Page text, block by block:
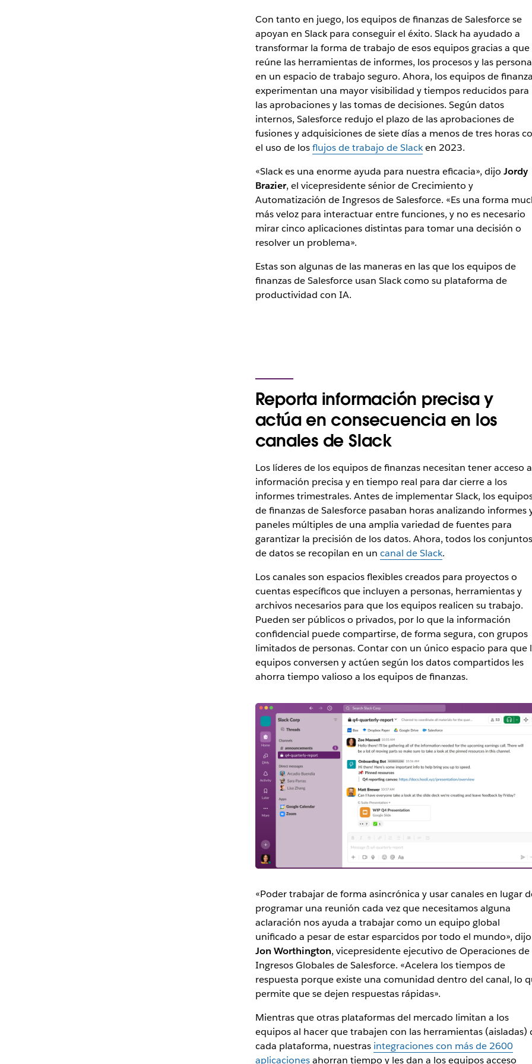
Con tanto en juego, los equipos de finanzas de Salesforce se
apoyan en Slack para conseguir el éxito. Slack ha ayudado a
transformar la forma de trabajo de esos equipos gracias a que
reúne las herramientas de informes, los procesos y las
en un espacio de trabajo seguro. Ahora, los equipos de
experimentan una mayor visibilidad y tiempos reducidos para
las aprobaciones y las tomas de decisiones. Según datos
internos, Salesforce redujo el plazo de las aprobaciones de
fusiones y adquisiciones de siete días a menos de tres horas
el uso de losflujos de trabajo de Slacken 2023.
«Slack es una enorme ayuda para nuestra eficacia», dijo Jordy
Brazier, el vicepresidente sénior de Crecimiento y
Automatización de Ingresos de Salesforce. «Es una forma
más veloz para interactuar entre funciones, y no es necesario
mirar cinco aplicaciones distintas para tomar una decisión o
resolver un problema».
Estas son algunas de las maneras en las que los equipos de
finanzas de Salesforce usan Slack como su plataforma de
productividad con IA.
Reporta información precisa y
actúa en consecuencia en los
canales de Slack
Los líderes de los equipos de finanzas necesitan tener acceso a
información precisa y en tiempo real para dar cierre a los
informes trimestrales. Antes de implementar Slack, los
de finanzas de Salesforce pasaban horas analizando informes
paneles múltiples de una amplia variedad de fuentes para
garantizar la precisión de los datos. Ahora, todos los conjuntos
de datos se recopilan en un canal de Slack.
Los canales son espacios flexibles creados para proyectos o
cuentas específicos que incluyen a personas, herramientas y
archivos necesarios para que los equipos realicen su trabajo.
Pueden ser públicos o privados, por lo que la información
confidencial puede compartirse, de forma segura, con grupos
limitados de personas. Contar con un único espacio para que
equipos conversen y actúen según los datos compartidos les
ahorra tiempo valioso a los equipos de finanzas.
«Poder trabajar de forma asincrónica y usar canales en lugar
programar una reunión cada vez que necesitamos alguna
aclaración nos ayuda a trabajar como un equipo global
unificado a pesar de estar esparcidos por todo el mundo», dijo
Jon Worthington, vicepresidente ejecutivo de Operaciones de
Ingresos Globales de Salesforce. «Acelera los tiempos de
respuesta porque existe una comunidad dentro del canal, lo
permite que se dejen respuestas rápidas».
Mientras que otras plataformas del mercado limitan a los
equipos al hacer que trabajen con las herramientas (aisladas)
cada plataforma, nuestras integraciones con más de 2600
aplicacionesahorran tiempo y les dan a los equipos acceso